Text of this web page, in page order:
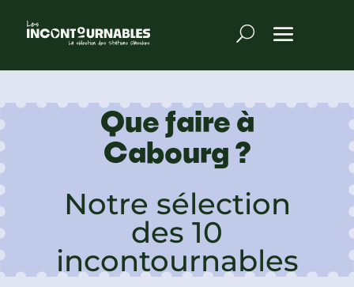
Que faire à
Cabourg ?
Notre sélection
des 10
incontournables